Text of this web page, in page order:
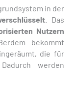
in der
. Das
Nutzern
bekommt
die für
werden